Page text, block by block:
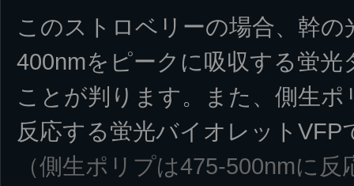
このストロベリーの場合、幹
400nmをピークに吸収する蛍
ことが判ります。また、側生
反応する蛍光バイオレット
（側生ポリプは475-500nmに